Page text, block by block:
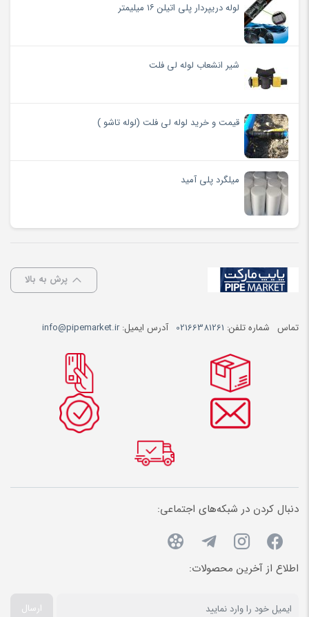
لوله دریپردار پلی اتیلن ۱۶ میلیمتر
شیر انشعاب لوله لی فلت
قیمت و خرید لوله لی فلت (لوله تاشو )
میلگرد پلی آمید
پرش به بالا
تماس شماره تلفن: 02166381261 آدرس ایمیل:info@pipemarket.ir
دنبال کردن در شبکه‌های اجتماعی:
اطلاع از آخرین محصولات:
ارسال